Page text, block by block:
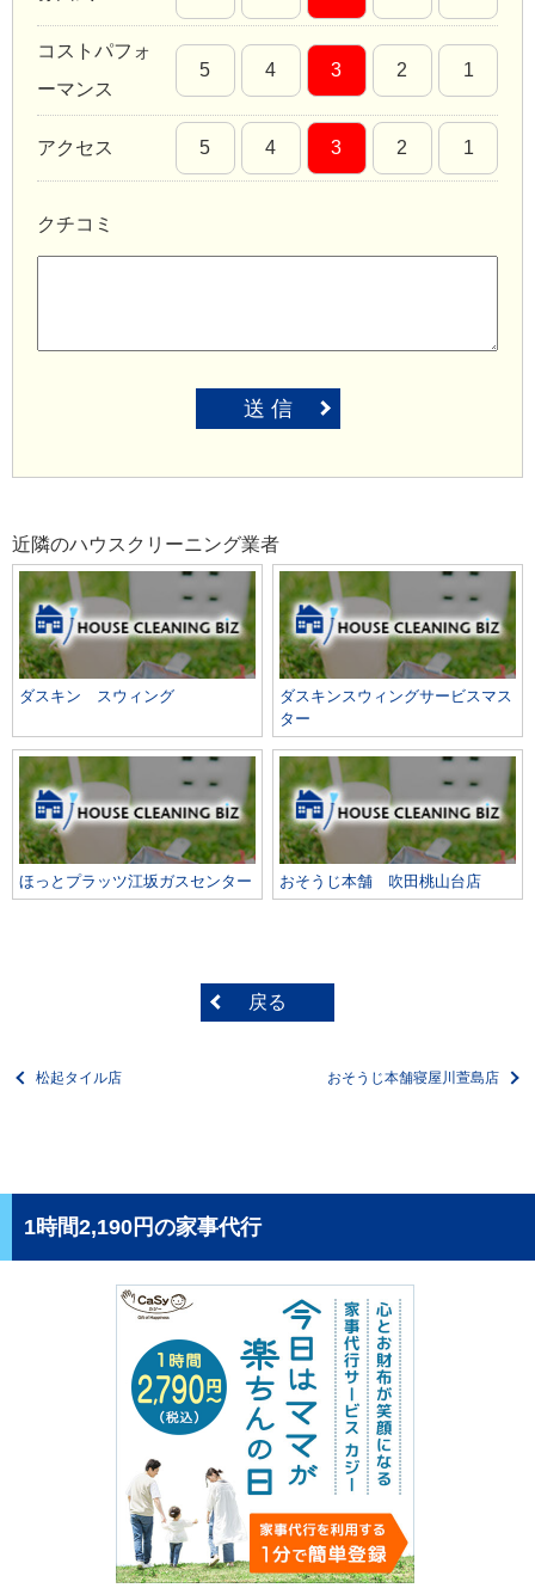
コストパフォ
ーマンス
5 4 3 2 1
アクセス 5 4 3 2 1
クチコミ
送 信
近隣のハウスクリーニング業者
ダスキン スウィング
ダスキンスウィングサービスマス
ター
ほっとプラッツ江坂ガスセンター おそうじ本舗 吹田桃山台店
戻る
松起タイル店 おそうじ本舗寝屋川萱島店
1時間2,190円の家事代行